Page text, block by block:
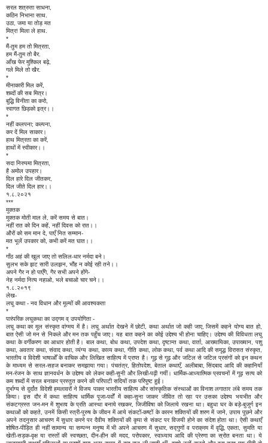
सरल शत्रुता साधना,
कठिन निभाना साथ.
उठा, जमा या तोड़ मत
मित्र! मिला ले हाथ.
*
मैं-तुम हम तो मित्रता,
हम मैं-तुम तो बैर.
आँख फेर मुश्किल बढ़े,
गले मिले तो खैर.
*
मीनाकारी मिल करें,
शब्दों की सब मित्र।
बुद्धि विनीता का करो,
स्वागत छिड़को इत्र।।
*
नहीं कलपना; कल्पना,
कर दें मिल साकार।
हाथ मित्रता का करें,
हाथों में स्वीकार।।
*
सदा निरुपमा मित्रता,
है अमोल उपहार।
दिल हारे दिल जीतकर,
दिल जीते दिल हार।।
१.८.२०२१
***
मुक्तक
मुक्तक मोती माल ले, करें समय से बात।
नहीं रात को दिन कहें, नहीं दिवस को रात।।
औरों को सम मान दे, पाएँ नित सम्मान-
मत भूलें उपकार को, कभी करें मत घात।।
*
गाँठ अहं की खुल जाए तो सलिल-धार नर्मदा बने।
सुलभ सके झट सारी उलझन, भौंह न कोई रही तने।।
अपने गैर न हो पाएँगे, गैर सभी अपने होंगे-
नेह नर्मदा नित्य नहाओ, भले बचाओ चार चने।।
१.८.२०१९
लेख-
लघु कथा - नव विधान और मूल्यों की आवश्यकता
*
पारंपरिक लघुकथा का उद्गम व् उपयोगिता -
लघु कथा का मूल संस्कृत वांग्मय में है। लघु अर्थात देखने में छोटी, कथा अर्थात जो कही जाए, जिसमें कहने योग्य बात हो,
बात ऐसी जो मन से निकले और मन तक पहुँच जाए। यह बात कहने का कोई उद्देश्य भी होना चाहिए। उद्देश्य की विविधता लघु
कथा के वर्गीकरण का आधार होती है। बाल कथा, बोध कथा, उपदेश कथा, दृष्टान्त कथा, वार्ता, आख्यायिका, उपाख्यान, पशु
कथा, अवतार कथा, संवाद कथा, व्यंग्य कथा, काव्य कथा, गीति कथा, लोक कथा, पर्व कथा आदि की समृद्ध विरासत संस्कृत,
भारतीय व विदेशी भाषाओँ के वाचिक और लिखित साहित्य में प्राप्त है। गूढ़ से गूढ़ और जटिल से जटिल प्रसंगों को इन कथन
के माध्यम से सरल-सहज बनाकर समझाया गया। पंचतंत्र, हितोपदेश, बेताल कथाएँ, अलीबाबा, सिंदबाद आदि की कहानियाँ
मन-रंजन के साथ ज्ञानवर्धन के उद्देश्य को लेकर कही-सुनी और लिखी-पढ़ी गयीं। धार्मिक-आध्यात्मिक प्रवचनों में गूढ़ सत्य को
कम शब्दों में सरल बनाकर प्रस्तुत करने की परिपाटी सदियों तक परिपुष्ट हुई।
दुर्भाग्य से दुर्दांत विदेशी हमलावरों ने विजय पाकर भारतीय साहित्य और सांस्कृतिक संस्थाओं का विनाश लगातार लंबे समय तक
किया। इस दौर में कथा साहित्य धार्मिक पूजा-पर्वों में कहा-सुना जाकर जीवित तो रहा पर उसका उद्देश्य भयभीत और
संकटग्रस्त जन-मन में शुभत्व के प्रति आस्था बनाये रखकर, जिजीविषा को जिलाये रखना था। बहुधा घर के बड़े-बुजुर्ग इन
कथाओं को कहते, उनमें किसी स्त्री-पुरुष के जीवन में आये संकटों-कष्टों के कारन शक्तियों की शरण में जाने, उपाय पूछने और
अपने तदनुसार आचरण में सुधार करने पर दैवीय शक्तियों की कृपा से संकट पर विजयी होने का संदेश होता था। ऐसी कथाएँ
शोषित-पीड़ित ही नहीं सामान्य या सम्पन्न मनुष्य में भी अपने आचरण में सुधार, सद्गुणों व पराक्रम में वृद्धि, एकता, सुमति या
खेती-सड़क-वृक्ष या रास्तों की स्वच्छता, दीन-हीन की मदद, परोपकार, स्वाध्याय आदि की प्रेरणा का स्रोत बनता था। ये